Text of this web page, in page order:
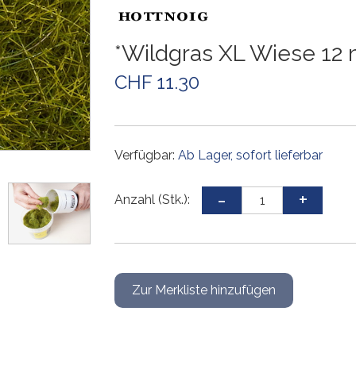
Weichen und Kreuzungen
Gleissets
Gleiszubehör
Weichen und Kreuzungen
Drehscheiben
Gleissets
Gleiszubehör
Weichen und Kreuzungen
Drehscheiben
Gleissets
Gleiszubehör
Weichen und Kreuzungen
Gleiszubehör
Weichen und Kreuzungen
Drehscheiben
Gleissets
Gleiszubehör
Gleiszubehör
*Wildgras XL Wiese
CHF 11.30
Verfügbar: Ab Lager, sofort lieferbar
Anzahl (Stk.):